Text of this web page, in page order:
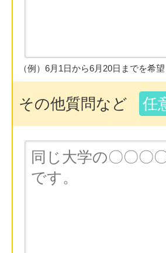
（例）6月1日から6月20日までを希望
その他質問など 任